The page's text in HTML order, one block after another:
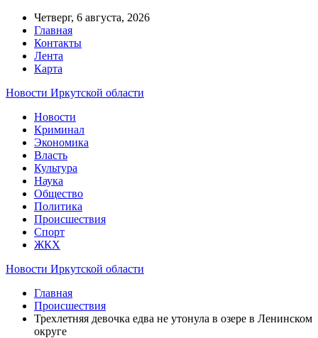
Четверг, 6 августа, 2026
Главная
Контакты
Лента
Карта
Новости Иркутской области
Новости
Криминал
Экономика
Власть
Культура
Наука
Общество
Политика
Происшествия
Спорт
ЖКХ
Новости Иркутской области
Главная
Происшествия
Трехлетняя девочка едва не утонула в озере в Ленинском
округе